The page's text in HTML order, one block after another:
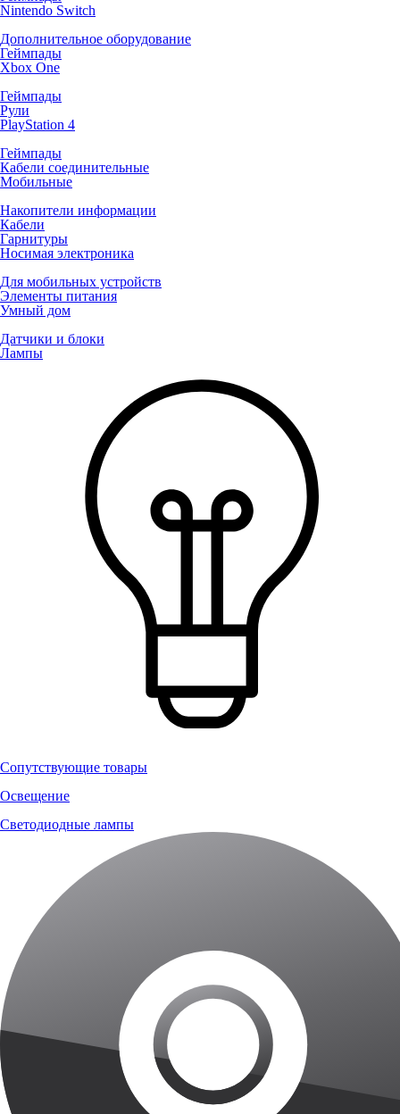
Nintendo Switch
Дополнительное оборудование
Геймпады
Xbox One
Геймпады
Рули
PlayStation 4
Геймпады
Кабели соединительные
Мобильные
Накопители информации
Кабели
Гарнитуры
Носимая электроника
Для мобильных устройств
Элементы питания
Умный дом
Датчики и блоки
Лампы
Сопутствующие товары
Освещение
Светодиодные лампы